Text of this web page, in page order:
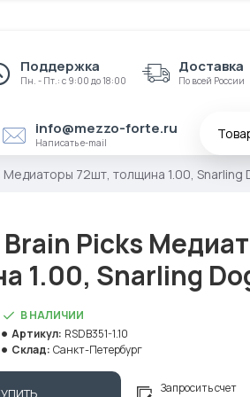
Поддержка
Пн. - Пт.: с 9:00 до 18:00
Доставка
По всей России
info@mezzo-forte.ru
Написать e-mail
Медиаторы 72шт, толщина 1.00, Snarling
Brain Picks
1.00, Snarling
В НАЛИЧИИ
Артикул: RSDB351-1.10
Склад: Санкт-Петербург
Запросить счет